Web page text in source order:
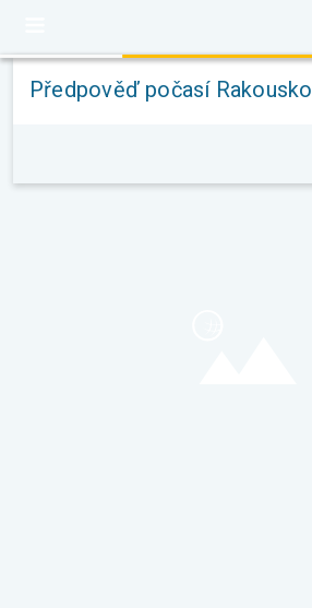
Předpověď počasí Rakousko